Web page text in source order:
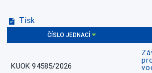
Tisk
ČÍSLO JEDNACÍ
KUOK 94585/2026